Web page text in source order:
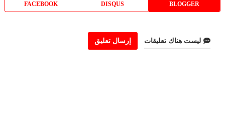
BLOGGER
DISQUS
FACEBOOK
ليست هناك تعليقات إرسال تعليق